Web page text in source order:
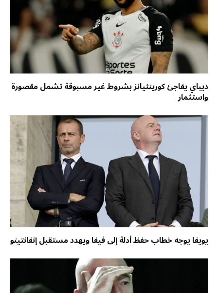
ديباي يفاجئ كورينثيانز بشروط غير مسبوقة تشمل مقصورة
واستثمار
يويفا يوجه خطاب حفظ أدلة إلى فيفا ويهدد مستقبل إنفانتينو